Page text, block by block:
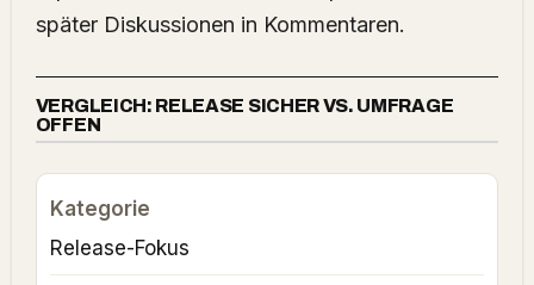
später Diskussionen in Kommentaren.
VERGLEICH: RELEASE SICHER VS. UMFRAGE
OFFEN
Release-Fokus